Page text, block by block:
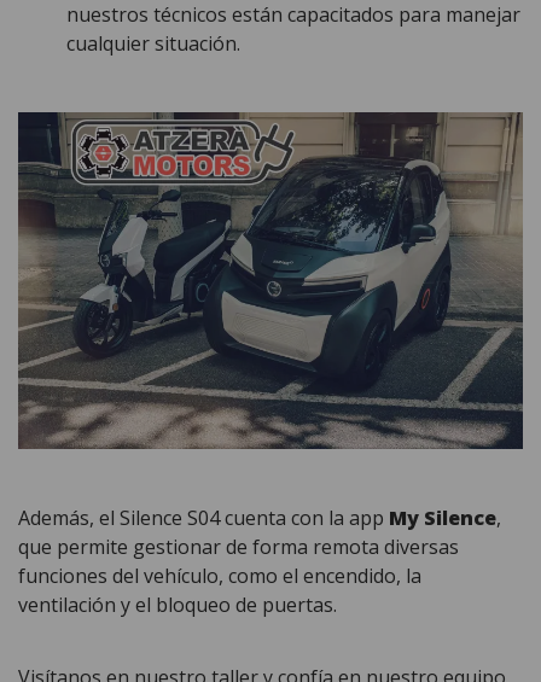
nuestros técnicos están capacitados para manejar
cualquier situación.
Además, el Silence S04 cuenta con la app My Silence,
que permite gestionar de forma remota diversas
funciones del vehículo, como el encendido, la
ventilación y el bloqueo de puertas​.